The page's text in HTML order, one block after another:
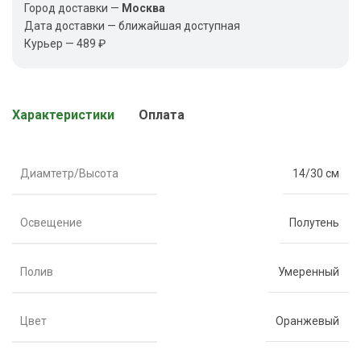
Город доставки — Москва
Дата доставки — ближайшая доступная
Курьер — 489 ₽
Характеристики Оплата
Диамтетр/Высота 14/30 см
Освещение Полутень
Полив Умеренный
Цвет Оранжевый